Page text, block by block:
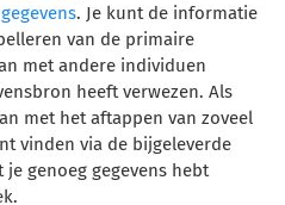
. Je kunt de informatie
van de primaire
met andere individuen
heeft verwezen. Als
met het aftappen van zoveel
vinden via de bijgeleverde
genoeg gegevens hebt